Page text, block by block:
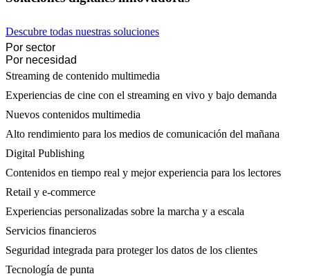
Descubre todas nuestras soluciones
Por sector
Por necesidad
Streaming de contenido multimedia
Experiencias de cine con el streaming en vivo y bajo demanda
Nuevos contenidos multimedia
Alto rendimiento para los medios de comunicación del mañana
Digital Publishing
Contenidos en tiempo real y mejor experiencia para los lectores
Retail y e-commerce
Experiencias personalizadas sobre la marcha y a escala
Servicios financieros
Seguridad integrada para proteger los datos de los clientes
Tecnología de punta